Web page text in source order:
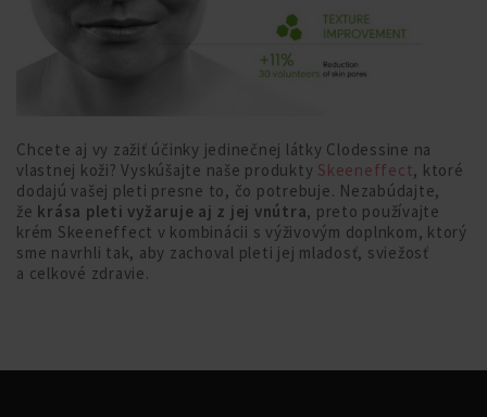
Chcete aj vy zažiť účinky jedinečnej látky Clodessine na
vlastnej koži? Vyskúšajte naše produkty Skeeneffect, ktoré
dodajú vašej pleti presne to, čo potrebuje. Nezabúdajte,
že krása pleti vyžaruje aj z jej vnútra, preto používajte
krém Skeeneffect v kombinácii s výživovým doplnkom, ktorý
sme navrhli tak, aby zachoval pleti jej mladosť, sviežosť
a celkové zdravie.